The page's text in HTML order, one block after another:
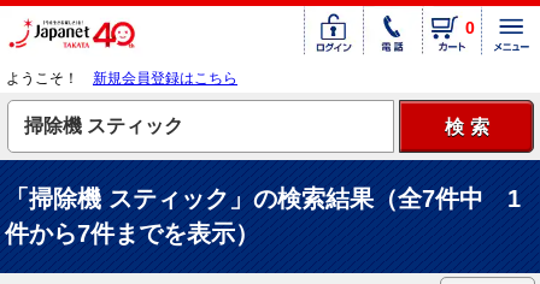
0
ようこそ！ 新規会員登録はこちら
「掃除機 スティック」の検索結果（全7件中 1
件から7件までを表示）